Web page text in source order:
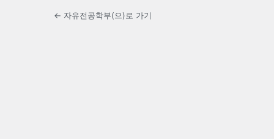
← 자유전공학부(으)로 가기